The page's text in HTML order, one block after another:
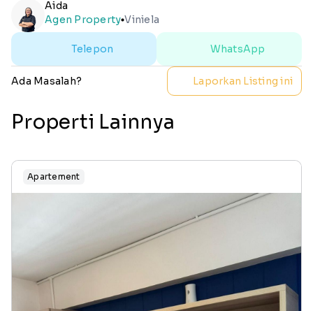
Aida
Agen PropertylensViniela
Telepon WhatsApp
Ada Masalah? Laporkan Listing ini
Properti Lainnya
Apartement